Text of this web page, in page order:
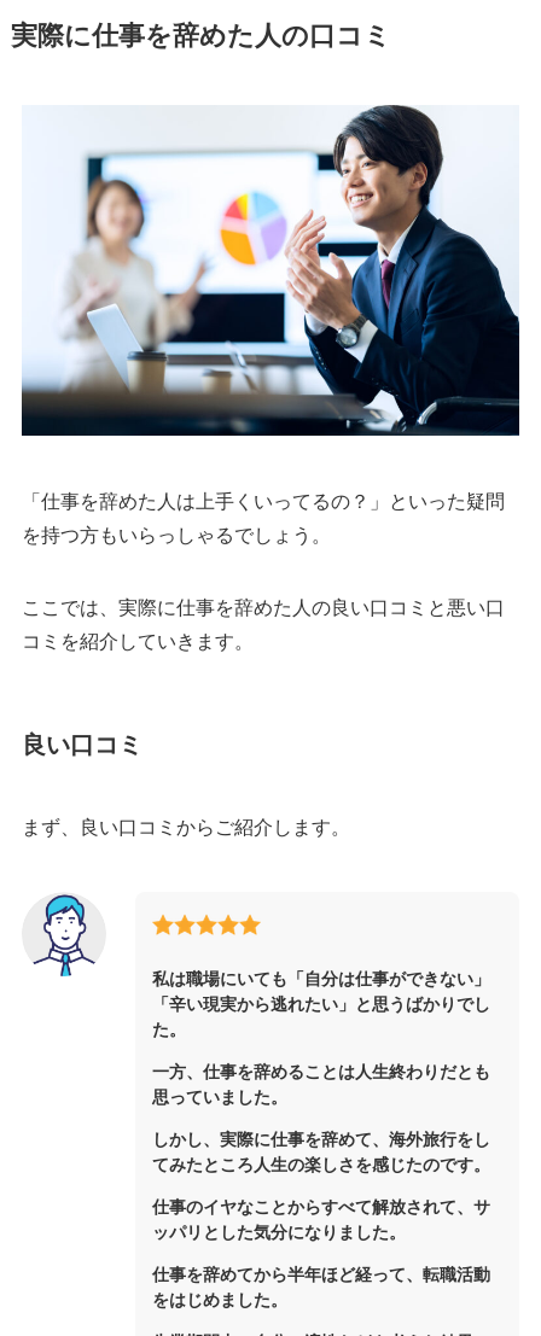
実際に仕事を辞めた人の口コミ
「仕事を辞めた人は上手くいってるの？」といった疑問
を持つ方もいらっしゃるでしょう。
ここでは、実際に仕事を辞めた人の良い口コミと悪い口
コミを紹介していきます。
良い口コミ
まず、良い口コミからご紹介します。
私は職場にいても「自分は仕事ができない」
「辛い現実から逃れたい」と思うばかりでし
た。
一方、仕事を辞めることは人生終わりだとも
思っていました。
しかし、実際に仕事を辞めて、海外旅行をし
てみたところ人生の楽しさを感じたのです。
仕事のイヤなことからすべて解放されて、サ
ッパリとした気分になりました。
仕事を辞めてから半年ほど経って、転職活動
をはじめました。